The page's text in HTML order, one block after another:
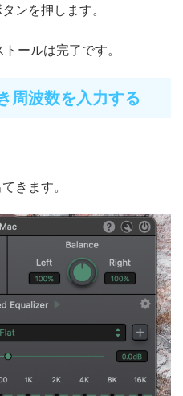
ンを押します。
ールは完了です。
波数を入力する
きます。